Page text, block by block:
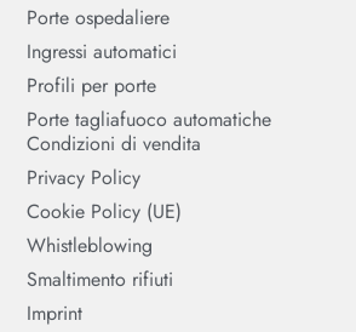
Porte ospedaliere
Ingressi automatici
Profili per porte
Porte tagliafuoco automatiche
Condizioni di vendita
Privacy Policy
Cookie Policy (UE)
Whistleblowing
Smaltimento rifiuti
Imprint